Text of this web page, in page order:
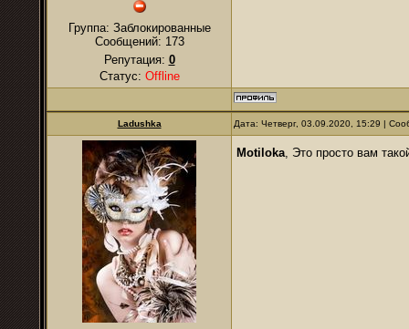
Группа: Заблокированные
Сообщений: 173
Репутация: 0
Статус: Offline
Ladushka Дата: Четверг, 03.09.2020, 15:29 |
Motiloka , Это просто вам